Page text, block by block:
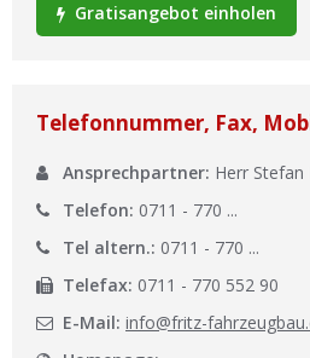
Kostenlos
Gratisangebot einholen
Telefonnummer, Fax,
Ansprechpartner: Herr Stefan
Telefon: 0711 - 770 ...
Tel altern.: 0711 - 770 ...
Telefax: 0711 - 770 552 90
E-Mail: info@fritz-